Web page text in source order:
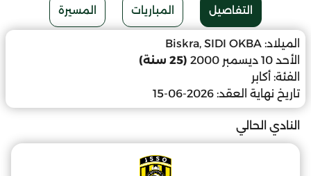
التفاصيل المباريات المسيرة
الميلاد: Biskra, SIDI OKBA
الأحد 10 ديسمبر 2000
(25 سنة)
الفئة: أكابر
تاريخ نهاية العقد: 2026-06-15
النادي الحالي